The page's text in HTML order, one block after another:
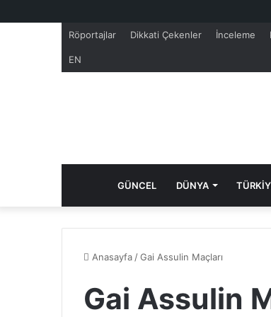
Röportajlar Dikkati Çekenler İnceleme
EN
GÜNCEL DÜNYA
Anasayfa /Gai Assulin Maçları
Gai Assulin